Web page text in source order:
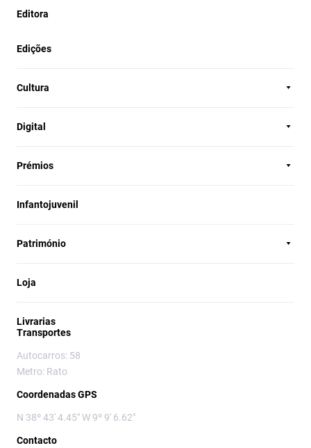
Editora
Edições
Cultura
Digital
Prémios
Infantojuvenil
Património
Loja
Livrarias
Transportes
Autocarros: 58
Metro: Rato
Coordenadas GPS
N 38º 43' 4.45" W 9º 9' 6.62"
Contacto